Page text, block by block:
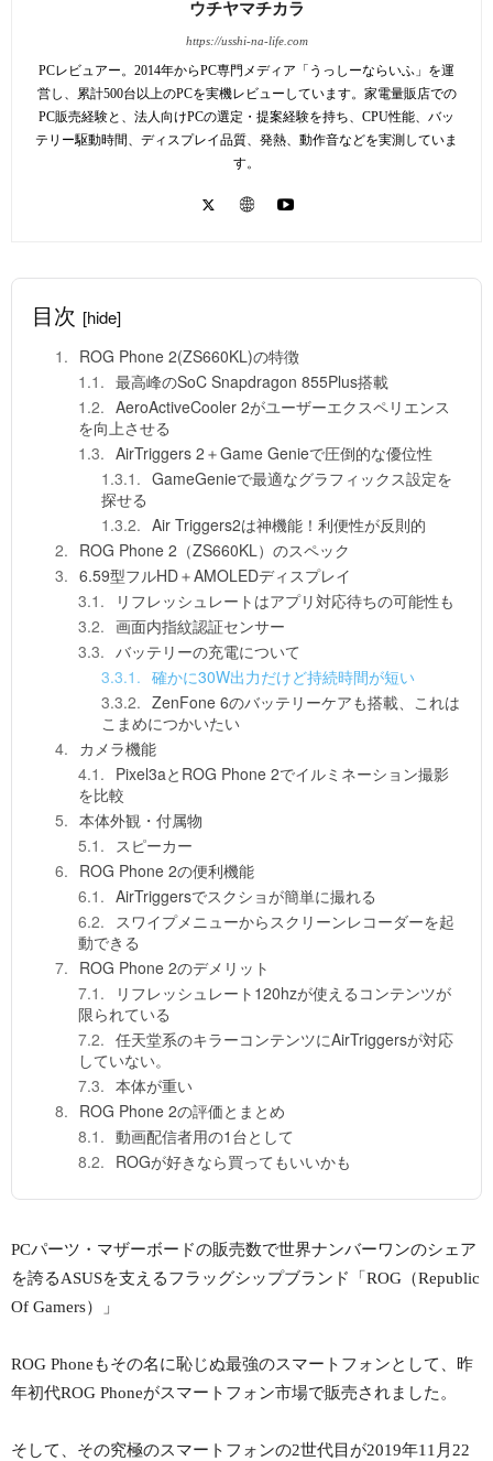
ウチヤマチカラ
https://usshi-na-life.com
PCレビュアー。2014年からPC専門メディア「うっしーならいふ」を運
営し、累計500台以上のPCを実機レビューしています。家電量販店での
PC販売経験と、法人向けPCの選定・提案経験を持ち、CPU性能、バッ
テリー駆動時間、ディスプレイ品質、発熱、動作音などを実測していま
す。
目次 [hide]
ROG Phone 2(ZS660KL)の特徴
最高峰のSoC Snapdragon 855Plus搭載
AeroActiveCooler 2がユーザーエクスペリエンス
を向上させる
AirTriggers 2＋Game Genieで圧倒的な優位性
GameGenieで最適なグラフィックス設定を
探せる
Air Triggers2は神機能！利便性が反則的
ROG Phone 2（ZS660KL）のスペック
6.59型フルHD＋AMOLEDディスプレイ
リフレッシュレートはアプリ対応待ちの可能性も
画面内指紋認証センサー
バッテリーの充電について
確かに30W出力だけど持続時間が短い
ZenFone 6のバッテリーケアも搭載、これは
こまめにつかいたい
カメラ機能
Pixel3aとROG Phone 2でイルミネーション撮影
を比較
本体外観・付属物
スピーカー
ROG Phone 2の便利機能
AirTriggersでスクショが簡単に撮れる
スワイプメニューからスクリーンレコーダーを起
動できる
ROG Phone 2のデメリット
リフレッシュレート120hzが使えるコンテンツが
限られている
任天堂系のキラーコンテンツにAirTriggersが対応
していない。
本体が重い
ROG Phone 2の評価とまとめ
動画配信者用の1台として
ROGが好きなら買ってもいいかも
PCパーツ・マザーボードの販売数で世界ナンバーワンのシェア
を誇るASUSを支えるフラッグシップブランド「ROG（Republic
Of Gamers）」
ROG Phoneもその名に恥じぬ最強のスマートフォンとして、昨
年初代ROG Phoneがスマートフォン市場で販売されました。
そして、その究極のスマートフォンの2世代目が2019年11月22